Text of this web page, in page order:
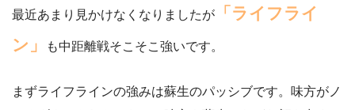
最近あまり見かけなくなりましたが
「ライフライ
ン」
も中距離戦そこそこ強いです。
まずライフラインの強みは蘇生のパッシブです。味方がノ